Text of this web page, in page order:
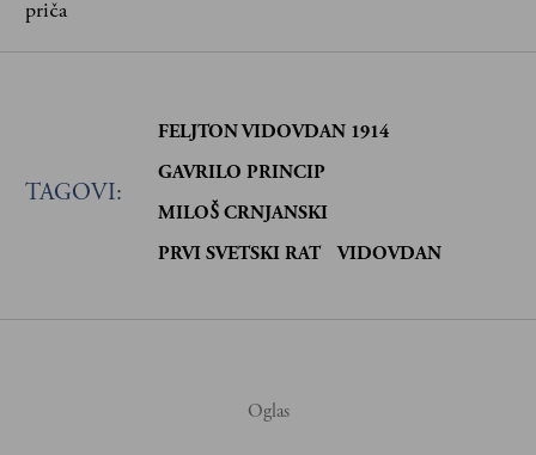
priča
TAGOVI:
FELJTON VIDOVDAN 1914
GAVRILO PRINCIP
MILOŠ CRNJANSKI
PRVI SVETSKI RAT
VIDOVDAN